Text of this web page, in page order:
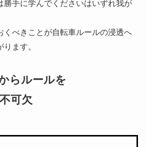
勝手に学んでくださいはいずれ我が
くべきことが自転車ルールの浸透へ
ます。
らルールを
可欠